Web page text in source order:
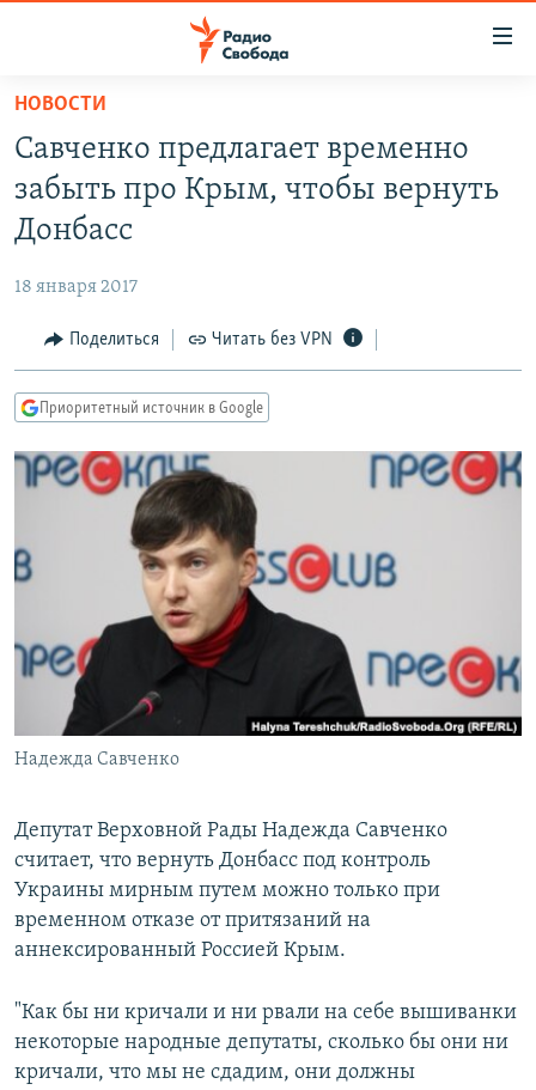
упрощенного
доступа
Вернуться
основному
Вернутся
Вернутся
поиску
ПОДКАСТЫ
АВТОРСКИЕ ПРОЕКТЫ
МНЕНИЯ
КУЛЬТУРА
КАВКАЗ.РЕАЛИИ
СЕВЕР.РЕАЛИИ
СИБИРЬ.РЕАЛИИ
РАСПИСАНИЕ ВЕЩАНИЯ
ПОДПИШИТЕСЬ НА РАССЫЛКУ
СОЦИАЛЬНЫЕ СЕТИ
Все сайты РСЕ/РС
НОВОСТИ
Савченко предлагает временно
забыть про Крым, чтобы вернуть
Донбасс
18 января 2017
Поделиться Читать без VPN
Приоритетный источник в Google
Надежда Савченко
Депутат Верховной Рады Надежда Савченко
считает, что вернуть Донбасс под контроль
Украины мирным путем можно только при
временном отказе от притязаний на
аннексированный Россией Крым.
"Как бы ни кричали и ни рвали на себе вышиванки
некоторые народные депутаты, сколько бы они ни
кричали, что мы не сдадим, они должны